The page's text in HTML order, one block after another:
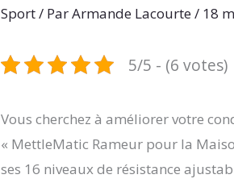
Sport/ ParArmande Lacourte/ 18
5/5 - (6 votes)
Vous cherchez à améliorer votre
« MettleMatic Rameur pour la
ses 16 niveaux de résistance